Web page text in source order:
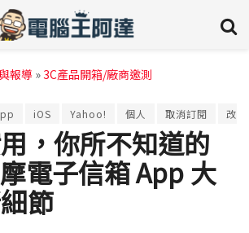
報導 »3C產品開箱/廠商邀測
iOS Yahoo! 個人 取消訂閱 改版
，你所不知道的
電子信箱 App 大
節